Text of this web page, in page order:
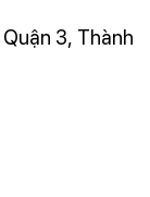
3, Thành